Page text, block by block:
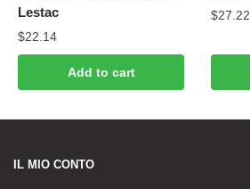
Lestac
$22.14
Add to cart
$27.22
IL MIO CONTO